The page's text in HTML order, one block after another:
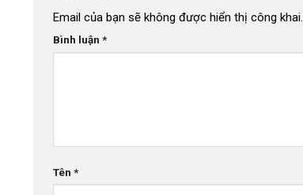
Email của bạn sẽ không được hiển thị công khai.
Bình luận *
Tên *